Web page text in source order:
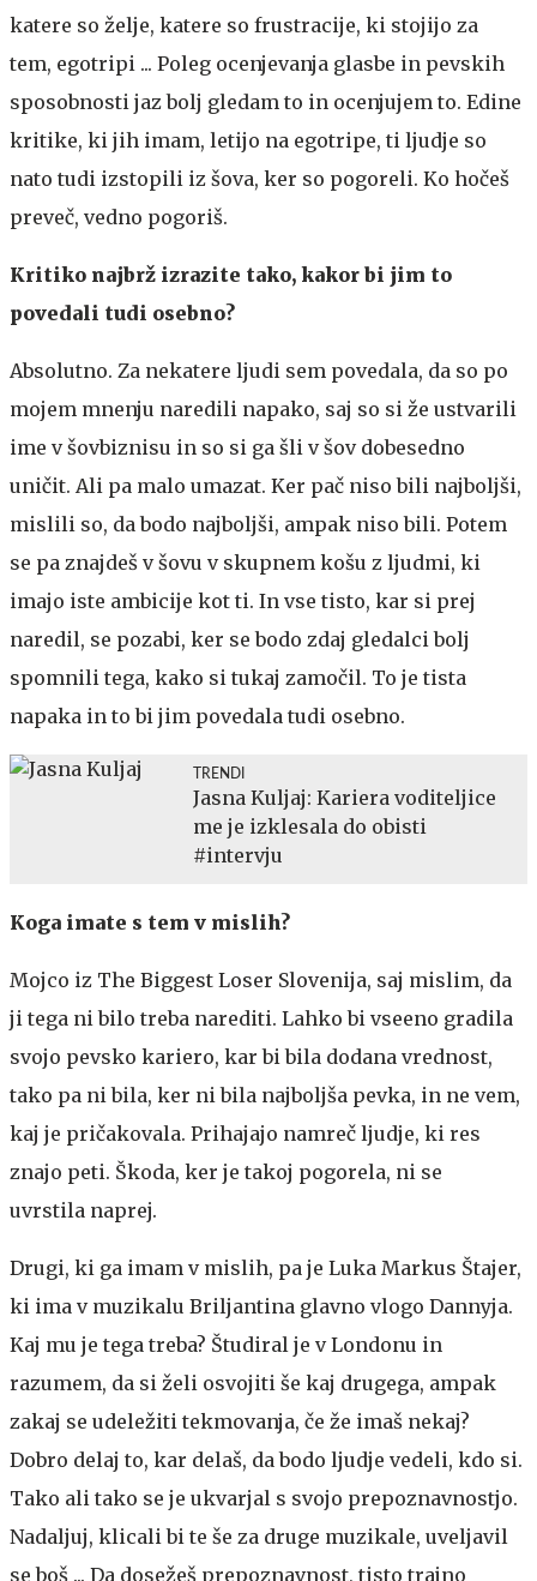
katere so želje, katere so frustracije, ki stojijo za
tem, egotripi ... Poleg ocenjevanja glasbe in pevskih
sposobnosti jaz bolj gledam to in ocenjujem to. Edine
kritike, ki jih imam, letijo na egotripe, ti ljudje so
nato tudi izstopili iz šova, ker so pogoreli. Ko hočeš
preveč, vedno pogoriš.
Kritiko najbrž izrazite tako, kakor bi jim to
povedali tudi osebno?
Absolutno. Za nekatere ljudi sem povedala, da so po
mojem mnenju naredili napako, saj so si že ustvarili
ime v šovbiznisu in so si ga šli v šov dobesedno
uničit. Ali pa malo umazat. Ker pač niso bili najboljši,
mislili so, da bodo najboljši, ampak niso bili. Potem
se pa znajdeš v šovu v skupnem košu z ljudmi, ki
imajo iste ambicije kot ti. In vse tisto, kar si prej
naredil, se pozabi, ker se bodo zdaj gledalci bolj
spomnili tega, kako si tukaj zamočil. To je tista
napaka in to bi jim povedala tudi osebno.
TRENDI
Jasna Kuljaj: Kariera voditeljice
me je izklesala do obisti
#intervju
Koga imate s tem v mislih?
Mojco iz The Biggest Loser Slovenija, saj mislim, da
ji tega ni bilo treba narediti. Lahko bi vseeno gradila
svojo pevsko kariero, kar bi bila dodana vrednost,
tako pa ni bila, ker ni bila najboljša pevka, in ne vem,
kaj je pričakovala. Prihajajo namreč ljudje, ki res
znajo peti. Škoda, ker je takoj pogorela, ni se
uvrstila naprej.
Drugi, ki ga imam v mislih, pa je Luka Markus Štajer,
ki ima v muzikalu Briljantina glavno vlogo Dannyja.
Kaj mu je tega treba? Študiral je v Londonu in
razumem, da si želi osvojiti še kaj drugega, ampak
zakaj se udeležiti tekmovanja, če že imaš nekaj?
Dobro delaj to, kar delaš, da bodo ljudje vedeli, kdo si.
Tako ali tako se je ukvarjal s svojo prepoznavnostjo.
Nadaljuj, klicali bi te še za druge muzikale, uveljavil
se boš ... Da dosežeš prepoznavnost, tisto trajno